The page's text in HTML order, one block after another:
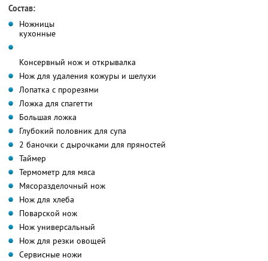
Состав:
Ножницы
кухонные
Консервный нож и открывалка
Нож для удаления кожуры и шелухи
Лопатка с прорезями
Ложка для спагетти
Большая ложка
Глубокий половник для супа
2 баночки с дырочками для пряностей
Таймер
Термометр для мяса
Мясоразделочный нож
Нож для хлеба
Поварской нож
Нож универсальный
Нож для резки овощей
Сервисные ножи